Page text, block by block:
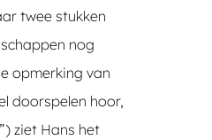
twee stukken
nog
opmerking van
doorspelen hoor,
ziet Hans het